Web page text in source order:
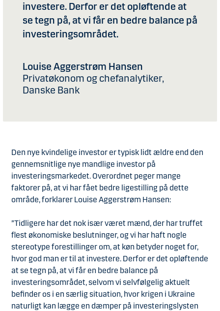
investere. Derfor er det opløftende at
se tegn på, at vi får en bedre balance på
investeringsområdet.
Louise Aggerstrøm Hansen
Privatøkonom og chefanalytiker,
Danske Bank
Den nye kvindelige investor er typisk lidt ældre end den
gennemsnitlige nye mandlige investor på
investeringsmarkedet. Overordnet peger mange
faktorer på, at vi har fået bedre ligestilling på dette
område, forklarer Louise Aggerstrøm Hansen:
”Tidligere har det nok især været mænd, der har truffet
flest økonomiske beslutninger, og vi har haft nogle
stereotype forestillinger om, at køn betyder noget for,
hvor god man er til at investere. Derfor er det opløftende
at se tegn på, at vi får en bedre balance på
investeringsområdet, selvom vi selvfølgelig aktuelt
befinder os i en særlig situation, hvor krigen i Ukraine
naturligt kan lægge en dæmper på investeringslysten